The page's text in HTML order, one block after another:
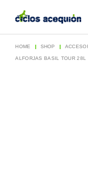
HOME SHOP
ALFORJAS BASIL TOUR